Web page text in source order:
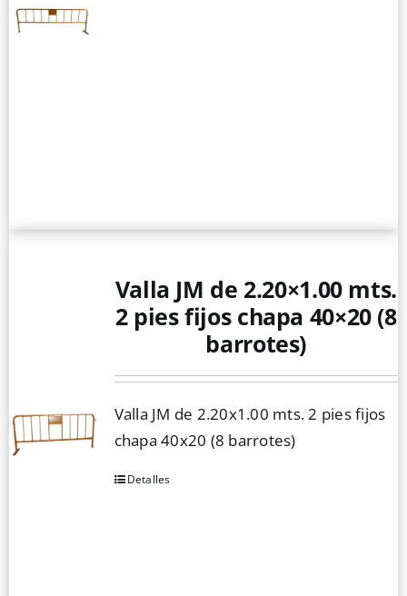
Valla JM de 2.20×1.00 mts.
2 pies fijos chapa 40×20 (8
barrotes)
Valla JM de 2.20x1.00 mts. 2 pies fijos
chapa 40x20 (8 barrotes)
Detalles